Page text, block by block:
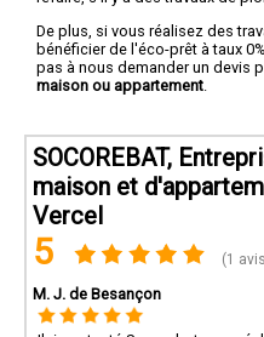
De plus, si vous réalisez des
bénéficier de l'éco-prêt à taux
pas à nous demander un devis
maison ou appartement
SOCOREBAT,
maison et
Vercel
5 (1
M. J. de Besançon